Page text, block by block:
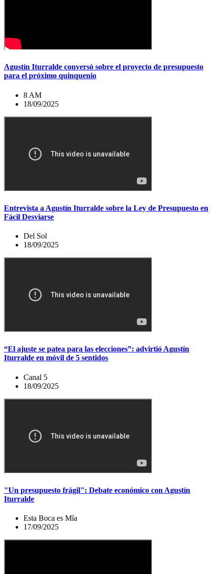
Agustín Iturralde conversó sobre el proyecto de presupuesto
para el próximo quinquenio
8 AM
18/09/2025
Entrevista a Agustín Iturralde sobre la Ley de Presupuesto en
Fácil Desviarse
Del Sol
18/09/2025
“El ajuste se patea para las elecciones”: advirtió Agustín
Iturralde en móvil de 5 sentidos
Canal 5
18/09/2025
"Un presupuesto frágil": Debate económico con Agustín
Iturralde
Esta Boca es Mía
17/09/2025